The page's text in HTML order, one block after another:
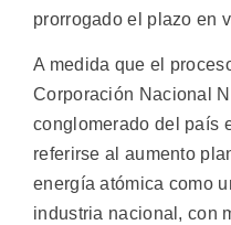
prorrogado el plazo en
A medida que el
Corporación Nacional
conglomerado del país
referirse al aumento
energía atómica como
industria nacional, con